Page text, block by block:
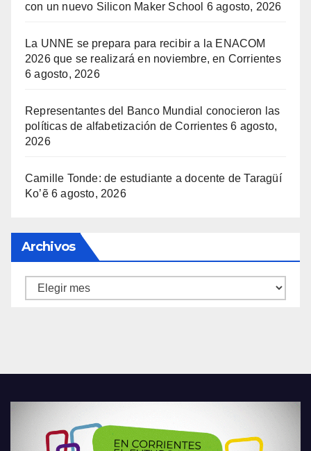
con un nuevo Silicon Maker School 6 agosto, 2026
La UNNE se prepara para recibir a la ENACOM
2026 que se realizará en noviembre, en Corrientes
6 agosto, 2026
Representantes del Banco Mundial conocieron las
políticas de alfabetización de Corrientes 6 agosto,
2026
Camille Tonde: de estudiante a docente de Taragüí
Ko’ẽ 6 agosto, 2026
Archivos
Archivos